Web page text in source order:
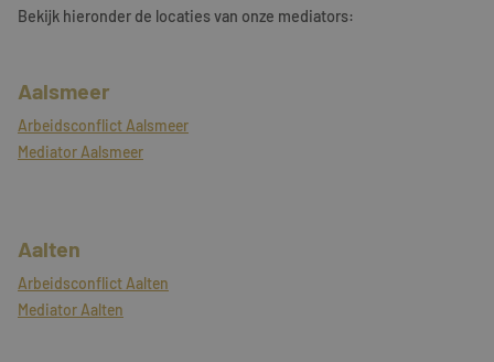
Familie mediation
Branches
Diensten
Blogs
Bekijk hieronder de locaties van onze mediators:
Aalsmeer
Arbeidsconflict Aalsmeer
Mediator Aalsmeer
Aalten
Arbeidsconflict Aalten
Mediator Aalten